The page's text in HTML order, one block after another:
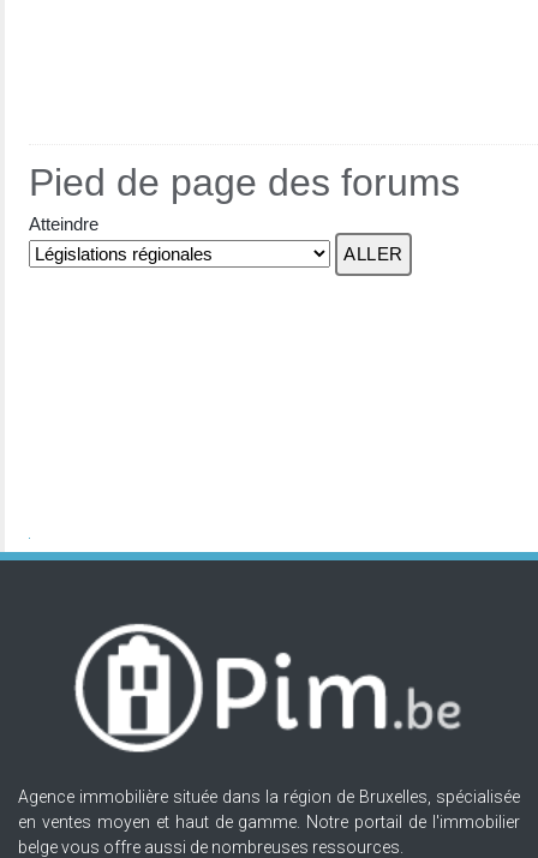
Pied de page des forums
Atteindre
Agence immobilière située dans la région de Bruxelles, spécialisée
en ventes moyen et haut de gamme. Notre portail de l'immobilier
belge vous offre aussi de nombreuses ressources.